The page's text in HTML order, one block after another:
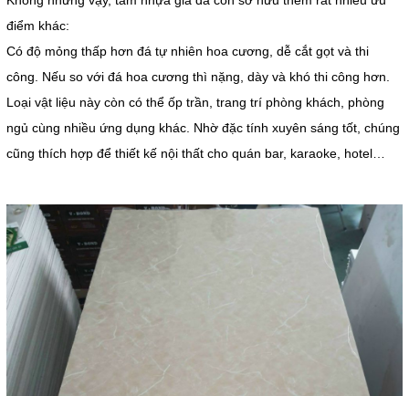
điểm khác:
Có độ mỏng thấp hơn đá tự nhiên hoa cương, dễ cắt gọt và thi
công. Nếu so với đá hoa cương thì nặng, dày và khó thi công hơn.
Loại vật liệu này còn có thể ốp trần, trang trí phòng khách, phòng
ngủ cùng nhiều ứng dụng khác. Nhờ đặc tính xuyên sáng tốt, chúng
cũng thích hợp để thiết kế nội thất cho quán bar, karaoke, hotel…